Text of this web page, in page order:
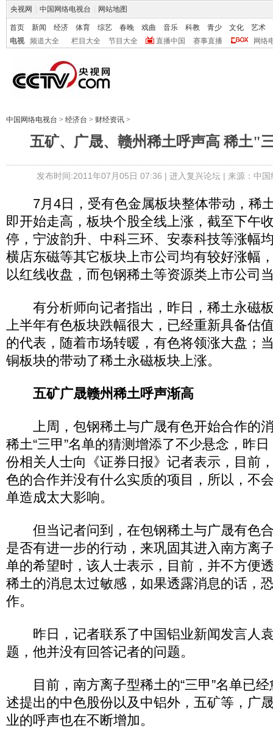
央视网 中国网络电视台 网站地图
首页 新闻 经济 体育 综艺 春晚 戏曲 音乐 科教 青少 文化
艺术
电视
频道大全 栏目大全 节目大全 直播中国 赛事直播 网络
中国网络电视台 > 经济台 > 财经资讯 >
五矿、广晟、赣州稀土呼声高 稀土"
发布时间:2011年07月05日 07:36 | 进入复兴论坛| 来源：中
7月4日，受有色金属板块整体带动，稀
即开始走高，板块个股全线上涨，截至下午
停，宁波韵升、中科三环、安泰科技等涨幅
横店东磁等其它板块上市公司均有较好涨幅
以红线收盘，而包钢稀土等资源类上市公司
有分析师向记者指出，昨日，稀土永磁
上半年有色板块跌幅很大，已经重新具备估
的代表，随着市场转暖，有色将领涨大盘；
铜板块的带动了稀土永磁板块上涨。
五矿广晟赣州稀土呼声渐高
上周，包钢稀土与广晟有色开始合作的
稀土“三甲”名单的猜测增添了不少悬念，昨
份相关人士向《证券日报》记者表示，目前
色的合作并没有什么实质的项目，所以，不
单造成太大影响。
但当记者问到，在包钢稀土与广晟有色
是否有进一步的行动，来巩固其进入南方离
单的希望时，该人士表示，目前，并不方便
稀土的消息太过敏感，如果透露消息的话，
作。
昨日，记者联系了中国铝业新闻发言人
题，他并没有回答记者的问题。
目前，南方离子型稀土的“三甲”名单已经
述提出的中色股份以及中铝外，五矿等，广
业的呼声也在不断增加。